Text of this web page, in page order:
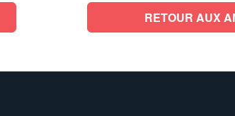
RETOUR AUX